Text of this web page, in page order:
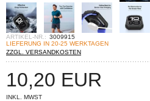
ARTIKEL-NR.: 3009915
LIEFERUNG IN 20-25 WERKTAGEN
ZZGL. VERSANDKOSTEN
10,20 EUR
INKL. MWST